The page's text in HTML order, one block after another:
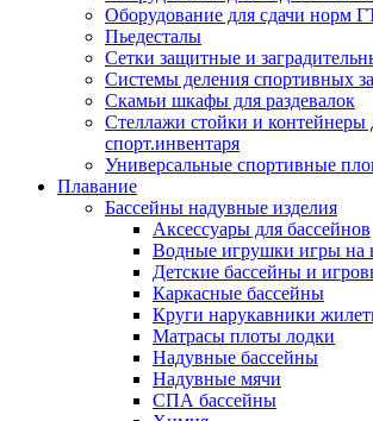
Оборудование для сдачи норм
Пьедесталы
Сетки защитные и
Системы деления спортивных
Скамьи шкафы для раздевалок
Стеллажи стойки и контейнеры
спорт.инвентаря
Универсальные спортивные
Плавание
Бассейны надувные изделия
Аксессуары для бассейнов
Водные игрушки игры на
Детские бассейны и
Каркасные бассейны
Круги нарукавники
Матрасы плоты лодки
Надувные бассейны
Надувные мячи
СПА бассейны